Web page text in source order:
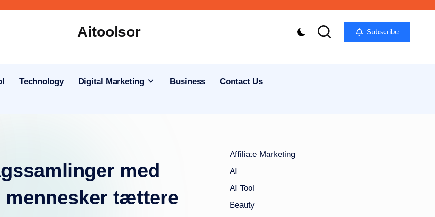
Aitoolsor
and
Digital
Subscribe
Technology Digital Marketing Business Contact Us
med
tættere
Affiliate Marketing
AI
AI Tool
Beauty